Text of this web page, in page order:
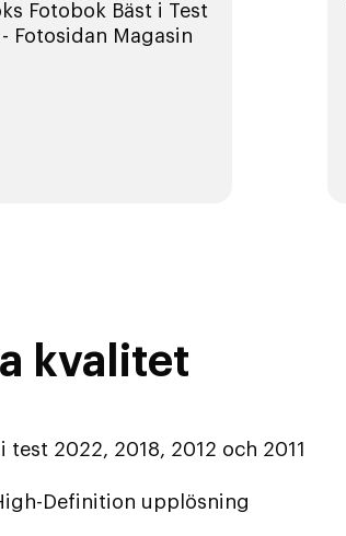
Fotobok Bäst i Test
Fotosidan Magasin
kvalitet
i test 2022, 2018, 2012 och 2011
Definition upplösning